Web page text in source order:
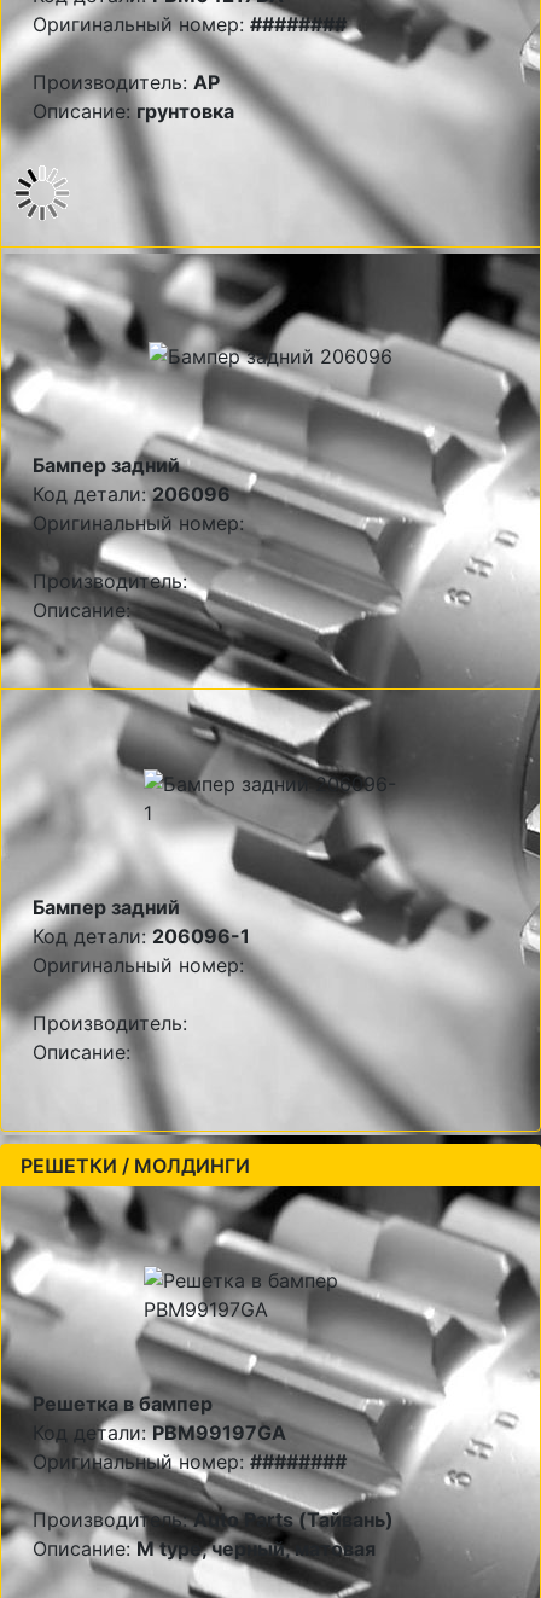
Оригинальный номер: ########
Производитель: AP
Описание: грунтовка
Бампер задний
Код детали:206096
Оригинальный номер:
Производитель:
Описание:
Бампер задний
Код детали:206096-1
Оригинальный номер:
Производитель:
Описание:
РЕШЕТКИ / МОЛДИНГИ
Решетка в бампер
Код детали:PBM99197GA
Оригинальный номер:########
Производитель:Auto Parts (Тайвань)
Описание:M type, черный, матовая